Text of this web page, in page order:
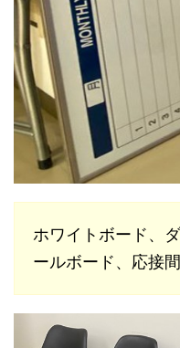
ホワイトボード、
ールボード、応接